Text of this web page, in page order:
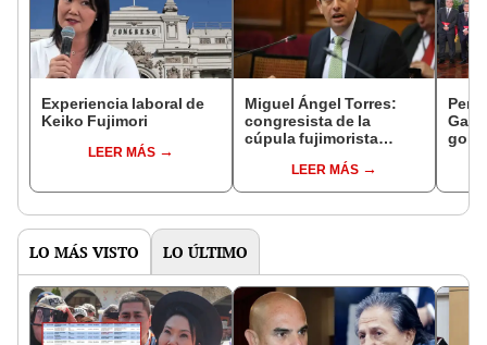
Experiencia laboral de
Keiko Fujimori
LEER MÁS
Miguel Ángel Torres:
congresista de la
cúpula fujimorista
del SenadoLEER MÁS
LO MÁS VISTO LO ÚLTIMO